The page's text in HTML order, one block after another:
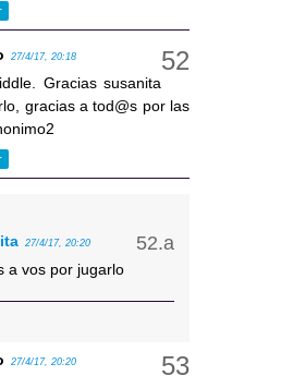
27/4/17, 20:18
Gracias susanita
gracias a tod@s por las
27/4/17, 20:20
a vos por jugarlo
27/4/17, 20:20